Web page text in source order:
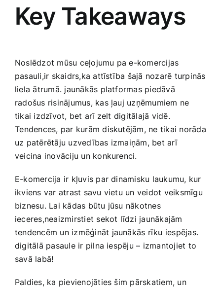
Key Takeaways
Noslēdzot mūsu​ ceļojumu pa e-komercijas
pasauli,ir skaidrs,ka attīstība šajā nozarē turpinās
‌liela ātrumā. jaunākās platformas piedāvā
radošus risinājumus, kas ļauj uzņēmumiem ne
tikai izdzīvot, bet arī zelt digitālajā vidē.
⁤Tendences, par kurām diskutējām, ne tikai norāda
uz patērētāju uzvedības izmaiņām, bet arī
veicina inovāciju un konkurenci.
E-komercija ir kļuvis par dinamisku laukumu, kur
ikviens var atrast savu vietu un veidot veiksmīgu
biznesu. Lai kādas būtu jūsu nākotnes
ieceres,neaizmirstiet sekot līdzi jaunākajām
tendencēm un izmēģināt jaunākās rīku iespējas.
digitālā pasaule ir pilna iespēju – izmantojiet ⁤to⁤
savā labā!
Paldies, ‍ka pievienojāties ‌šim pārskatiem, un